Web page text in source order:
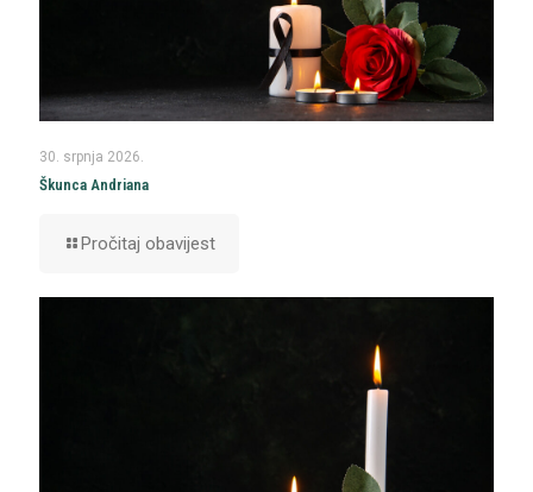
30. srpnja 2026.
Škunca Andriana
Pročitaj obavijest